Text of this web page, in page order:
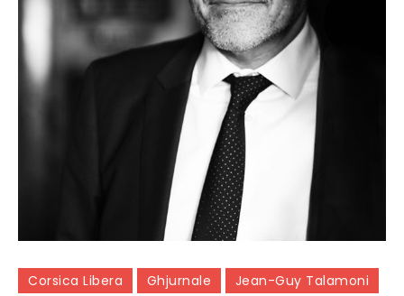
Corsica Libera Ghjurnale Jean-Guy Talamoni